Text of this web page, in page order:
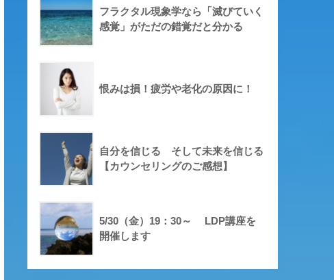
フラクタル現象学なら「滅びていく
感覚」がただの錯覚だと分かる
恨みは損！疲労や老化の原因に！
自分を信じる そして未来を信じる
【カウンセリングのご感想】
5/30（金）19：30～ LDP講座を
開催します